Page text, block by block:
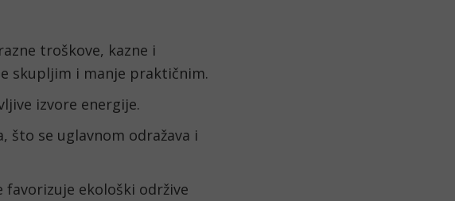
troškove, kazne i
skupljim i manje praktičnim.
izvore energije.
što se uglavnom odražava i
ekološki održive